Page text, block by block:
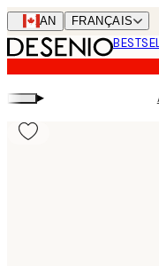
Skip
to
main
content.
CAN FRANÇAIS
▸